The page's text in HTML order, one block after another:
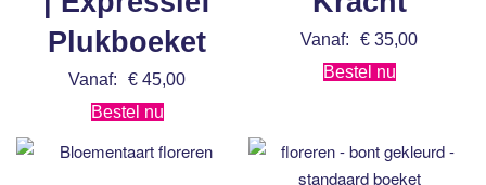
Plukboeket
Vanaf: € 45,00
Bestel nu
Vanaf: € 35,00
Bestel nu